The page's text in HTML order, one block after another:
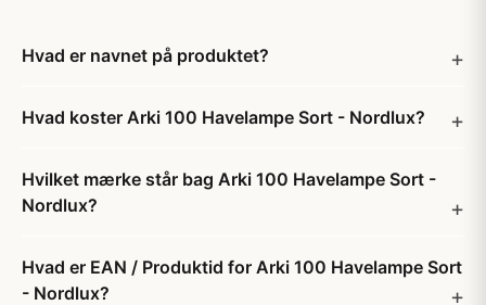
Hvad er navnet på produktet?
Hvad koster Arki 100 Havelampe Sort - Nordlux?
Hvilket mærke står bag Arki 100 Havelampe Sort -
Nordlux?
Hvad er EAN / Produktid for Arki 100 Havelampe Sort
- Nordlux?